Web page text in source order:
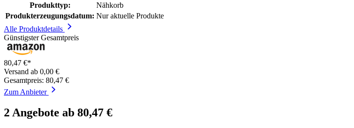
Produkttyp:
Nähkorb
Produkterzeugungsdatum: Nur aktuelle Produkte
Alle Produktdetails
Günstigster Gesamtpreis
80,47 €*
Versand ab 0,00 €
Gesamtpreis: 80,47 €
Zum Anbieter
2 Angebote ab 80,47 €